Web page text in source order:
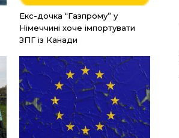
Екс-дочка “Газпрому” у
Німеччині хоче імпортувати
ЗПГ із Канади